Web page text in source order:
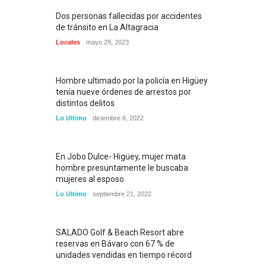
Dos personas fallecidas por accidentes
de tránsito en La Altagracia
Locales mayo 29, 2023
Hombre ultimado por la policía en Higüey
tenía nueve órdenes de arrestos por
distintos delitos
Lo Ultimo diciembre 6, 2022
En Jobo Dulce- Higüey, mujer mata
hombre presuntamente le buscaba
mujeres al esposo
Lo Ultimo septiembre 21, 2022
SALADO Golf & Beach Resort abre
reservas en Bávaro con 67 % de
unidades vendidas en tiempo récord